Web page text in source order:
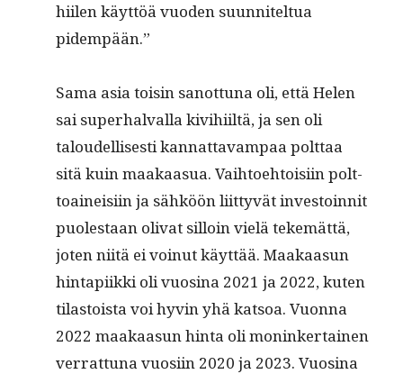
hi­ilen käyt­töä vuo­den suun­nitel­tua
pidempään.”
Sama asia toisin san­ot­tuna oli, että Helen
sai super­hal­val­la kivi­hi­iltä, ja sen oli
taloudel­lis­es­ti kan­nat­tavam­paa polt­taa
sitä kuin maakaa­sua. Vai­h­toe­htoisi­in polt­
toaineisi­in ja sähköön liit­tyvät investoin­nit
puolestaan oli­vat sil­loin vielä tekemät­tä,
joten niitä ei voin­ut käyt­tää. Maakaa­sun
hin­tapi­ik­ki oli vuosi­na 2021 ja 2022, kuten
tilas­toista voi hyvin yhä kat­soa. Vuon­na
2022 maakaa­sun hin­ta oli moninker­tainen
ver­rat­tuna vuosi­in 2020 ja 2023. Vuosi­na